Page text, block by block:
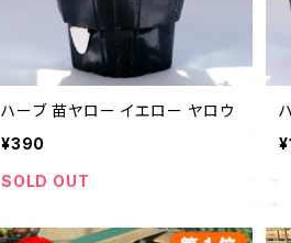
ハーブ 苗ヤロー イエロー ヤロウ
¥390
SOLD OUT